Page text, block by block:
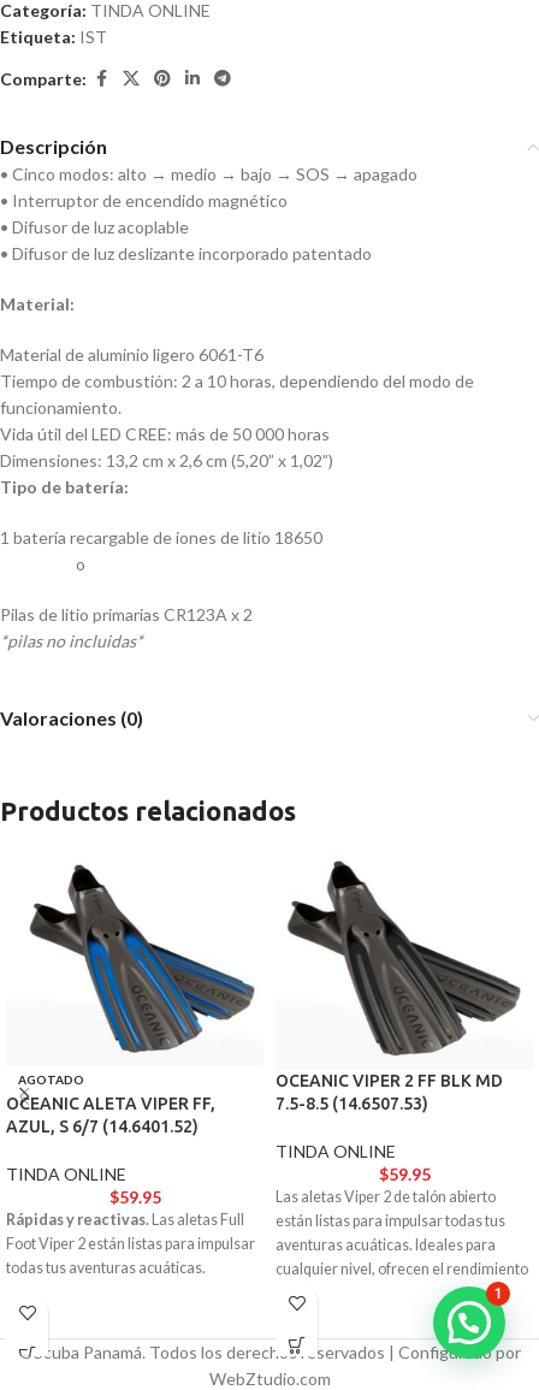
Categoría: TINDA ONLINE
Etiqueta: IST
Comparte:
Descripción
• Cinco modos: alto → medio → bajo → SOS → apagado
• Interruptor de encendido magnético
• Difusor de luz acoplable
• Difusor de luz deslizante incorporado patentado
Material:
Material de aluminio ligero 6061-T6
Tiempo de combustión: 2 a 10 horas, dependiendo del modo de
funcionamiento.
Vida útil del LED CREE: más de 50 000 horas
Dimensiones: 13,2 cm x 2,6 cm (5,20” x 1,02”)
Tipo de batería:
1 batería recargable de iones de litio 18650
o
Pilas de litio primarias CR123A x 2
*pilas no incluidas*
Valoraciones (0)
Productos relacionados
AGOTADO
OCEANIC ALETA VIPER FF,
AZUL, S 6/7 (14.6401.52)
TINDA ONLINE
$59.95
Rápidas y reactivas. Las aletas Full
Foot Viper 2 están listas para impulsar
todas tus aventuras acuáticas.
OCEANIC VIPER 2 FF BLK MD
7.5-8.5 (14.6507.53)
TINDA ONLINE
$59.95
Las aletas Viper 2 de talón abierto
están listas para impulsar todas tus
aventuras acuáticas. Ideales para
cualquier nivel, ofrecen el rendimiento
y la estética de un modelo de élite.
©Scuba Panamá. Todos los derechos reservados | Configurado por
WebZtudio.com
1